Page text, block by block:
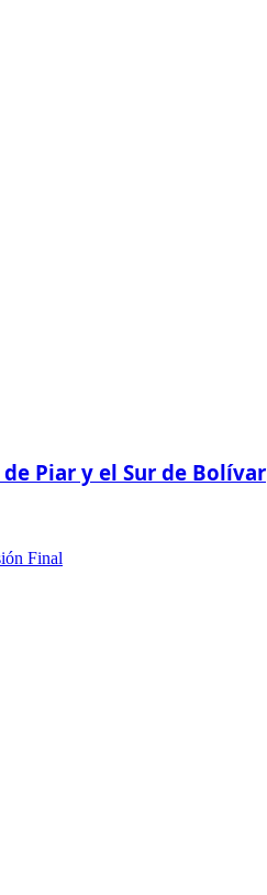
Piar y el Sur de Bolívar